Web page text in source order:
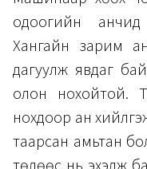
одоогийн
Хангайн зарим
дагуулж явдаг
олон нохойтой.
нохдоор ан
таарсан амьтан